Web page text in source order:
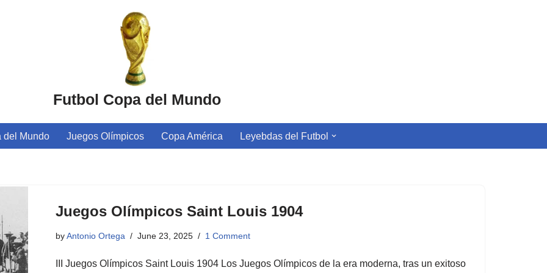
Futbol Copa del Mundo
del Mundo Juegos Olímpicos Copa América Leyebdas del Futbol
Juegos Olímpicos Saint Louis 1904
byAntonio Ortega June 23, 2025 1 Comment
III Juegos Olímpicos Saint Louis 1904 Los Juegos Olímpicos de la era moderna, tras un exitoso